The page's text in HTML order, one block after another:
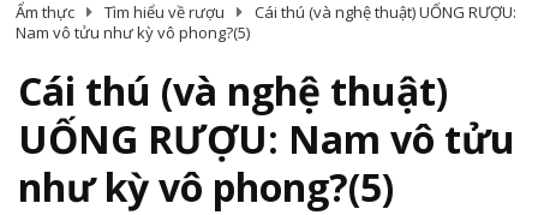
Ẩm thực Tìm hiểu về rượu
Cái thú (và nghệ thuật) UỐNG RƯỢU:
Nam vô tửu như kỳ vô phong?(5)
Cái thú (và nghệ thuật)
UỐNG RƯỢU: Nam vô tửu
như kỳ vô phong?(5)